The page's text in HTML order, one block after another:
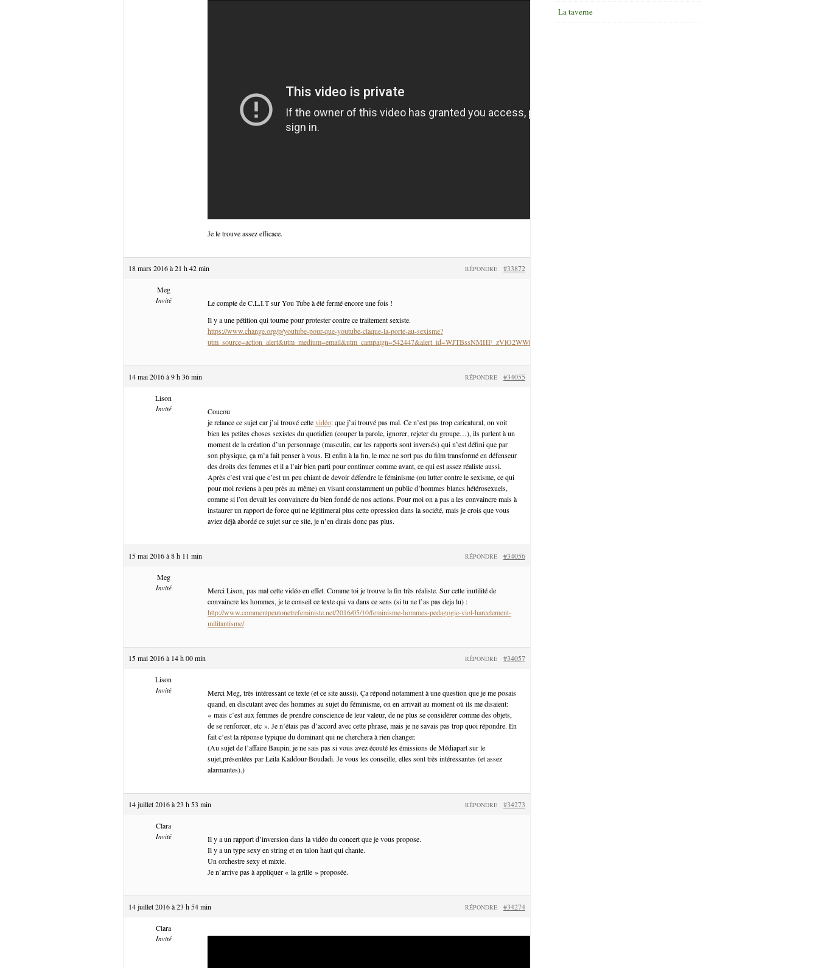
Je le trouve assez efficace.
18 mars 2016 à 21 h 42 min #33872
RÉPONDRE
Meg
Invité
Le compte de C.L.I.T sur You Tube à été fermé encore une fois !
Il y a une pétition qui tourne pour protester contre ce traitement sexiste.
https://www.change.org/p/youtube-pour-que-youtube-claque-la-porte-au-sexisme?
utm_source=action_alert&utm_medium=email&utm_campaign=542447&alert_id=WJTBssNMHF_zVlO2WWtMLcWsyRwq8p97Qrr4hUbr9p37iA0iamS55Q%3D
14 mai 2016 à 9 h 36 min #34055
RÉPONDRE
Lison
Invité
Coucou
je relance ce sujet car j’ai trouvé cettevidéo: que j’ai trouvé pas mal. Ce n’est pas trop caricatural, on voit
bien les petites choses sexistes du quotidien (couper la parole, ignorer, rejeter du groupe…), ils parlent à un
moment de la création d’un personnage (masculin, car les rapports sont inversés) qui n’est défini que par
son physique, ça m’a fait penser à vous. Et enfin à la fin, le mec ne sort pas du film transformé en défenseur
des droits des femmes et il a l’air bien parti pour continuer comme avant, ce qui est assez réaliste aussi.
Après c’est vrai que c’est un peu chiant de devoir défendre le féminisme (ou lutter contre le sexisme, ce qui
pour moi reviens à peu près au même) en visant constamment un public d’hommes blancs hétérosexuels,
comme si l’on devait les convaincre du bien fondé de nos actions. Pour moi on a pas a les convaincre mais à
instaurer un rapport de force qui ne légitimerai plus cette opression dans la société, mais je crois que vous
aviez déjà abordé ce sujet sur ce site, je n’en dirais donc pas plus.
15 mai 2016 à 8 h 11 min #34056
RÉPONDRE
Meg
Invité
Merci Lison, pas mal cette vidéo en effet. Comme toi je trouve la fin très réaliste. Sur cette inutilité de
convaincre les hommes, je te conseil ce texte qui va dans ce sens (si tu ne l’as pas deja lu) :
http://www.commentpeutonetrefeministe.net/2016/05/10/feminisme-hommes-pedagogie-viol-harcelement-
militantisme/
15 mai 2016 à 14 h 00 min #34057
RÉPONDRE
Lison
Invité
Merci Meg, très intéressant ce texte (et ce site aussi). Ça répond notamment à une question que je me posais
quand, en discutant avec des hommes au sujet du féminisme, on en arrivait au moment où ils me disaient:
« mais c’est aux femmes de prendre conscience de leur valeur, de ne plus se considérer comme des objets,
de se renforcer, etc ». Je n’étais pas d’accord avec cette phrase, mais je ne savais pas trop quoi répondre. En
fait c’est la réponse typique du dominant qui ne cherchera à rien changer.
(Au sujet de l’affaire Baupin, je ne sais pas si vous avez écouté les émissions de Médiapart sur le
sujet,présentées par Leila Kaddour-Boudadi. Je vous les conseille, elles sont très intéressantes (et assez
alarmantes).)
14 juillet 2016 à 23 h 53 min #34273
RÉPONDRE
Clara
Invité
Il y a un rapport d’inversion dans la vidéo du concert que je vous propose.
Il y a un type sexy en string et en talon haut qui chante.
Un orchestre sexy et mixte.
Je n’arrive pas à appliquer « la grille » proposée.
14 juillet 2016 à 23 h 54 min #34274
RÉPONDRE
Clara
Invité
La taverne